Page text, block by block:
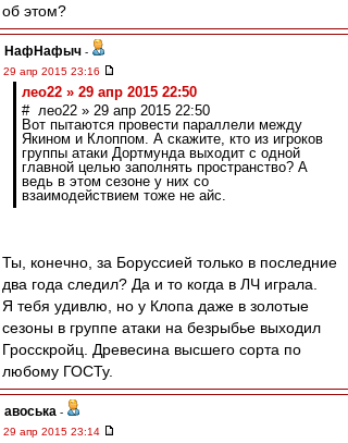
об этом?
НафНафыч -
29 апр 2015 23:16
лео22 » 29 апр 2015 22:50
# лео22 » 29 апр 2015 22:50
Вот пытаются провести параллели между
Якином и Клоппом. А скажите, кто из игроков
группы атаки Дортмунда выходит с одной
главной целью заполнять пространство? А
ведь в этом сезоне у них со
взаимодействием тоже не айс.
Ты, конечно, за Боруссией только в последние
два года следил? Да и то когда в ЛЧ играла.
Я тебя удивлю, но у Клопа даже в золотые
сезоны в группе атаки на безрыбье выходил
Гросскройц. Древесина высшего сорта по
любому ГОСТу.
авоська -
29 апр 2015 23:14